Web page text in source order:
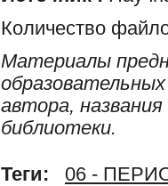
Количество
Материалы
автора,
библиотеки.
Теги: 06 -